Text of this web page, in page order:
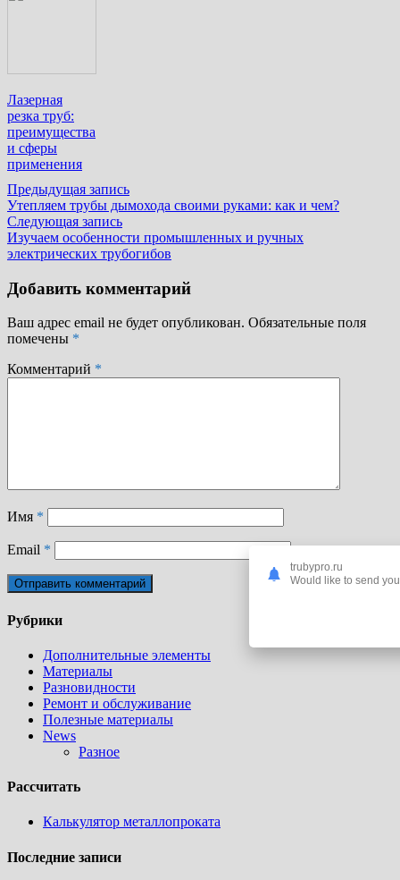
Лазерная
резка труб:
преимущества
и сферы
применения
Навигация
по
записям
Предыдущая записьПредыдущая
запись:
Утепляем трубы дымохода своими руками: как и чем?
Следующая записьСледующая
запись:
Изучаем особенности промышленных и ручных
электрических трубогибов
Добавить комментарий
Ваш адрес email не будет опубликован. Обязательные поля
помечены *
Комментарий *
Имя *
Email *
Рубрики
Дополнительные элементы
Материалы
Разновидности
Ремонт и обслуживание
Полезные материалы
News
Разное
Рассчитать
Калькулятор металлопроката
Последние записи
trubypro.ru
Would like to send